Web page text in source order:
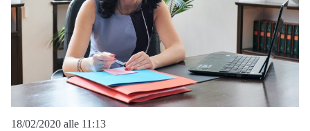
18/02/2020 alle 11:13